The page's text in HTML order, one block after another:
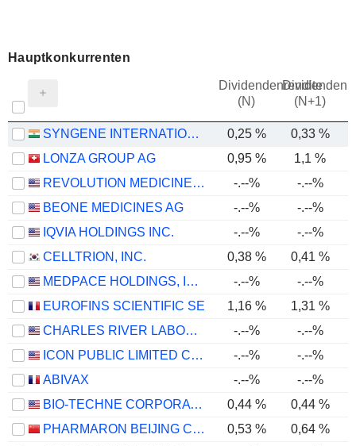
Hauptkonkurrenten
Dividendenrendite
(N)
(N+1)
SYNGENE INTERNATIONAL LIMITED 0,25 % 0,33 %
LONZA GROUP AG
0,95 %
1,1 %
REVOLUTION MEDICINES, INC.
-.--% -.--%
BEONE MEDICINES AG
-.--% -.--%
IQVIA HOLDINGS INC.
-.--% -.--%
CELLTRION, INC.
0,38 % 0,41 %
MEDPACE HOLDINGS, INC.
-.--% -.--%
EUROFINS SCIENTIFIC SE
1,16 % 1,31 %
CHARLES RIVER LABORATORIES INTERNATIONAL, INC.
-.--% -.--%
ICON PUBLIC LIMITED COMPANY
-.--% -.--%
ABIVAX
-.--% -.--%
BIO-TECHNE CORPORATION
0,44 % 0,44 %
PHARMARON BEIJING CO., LTD.
0,53 %
0,64 %